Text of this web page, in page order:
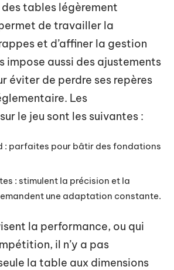
tables légèrement
de travailler la
et d’affiner la gestion
impose aussi des ajustements
éviter de perdre ses repères
Les
le jeu sont les suivantes :
: parfaites pour bâtir des fondations
: stimulent la précision et la
une adaptation constante.
la performance, ou qui
il n’y a pas
la table aux dimensions